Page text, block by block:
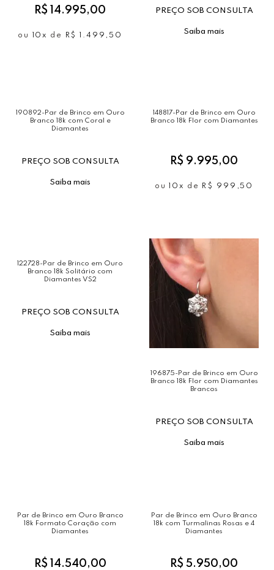
R$ 14.995,00
ou 10x de R$ 1.499,50
PREÇO SOB CONSULTA
Saiba mais
190892-Par de Brinco em Ouro
Branco 18k com Coral e
Diamantes
PREÇO SOB CONSULTA
Saiba mais
148817-Par de Brinco em Ouro
Branco 18k Flor com Diamantes
R$ 9.995,00
ou 10x de R$ 999,50
122728-Par de Brinco em Ouro
Branco 18k Solitário com
Diamantes VS2
PREÇO SOB CONSULTA
Saiba mais
196875-Par de Brinco em Ouro
Branco 18k Flor com Diamantes
Brancos
PREÇO SOB CONSULTA
Saiba mais
Par de Brinco em Ouro Branco
18k Formato Coração com
Diamantes
R$ 14.540,00
Par de Brinco em Ouro Branco
18k com Turmalinas Rosas e 4
Diamantes
R$ 5.950,00